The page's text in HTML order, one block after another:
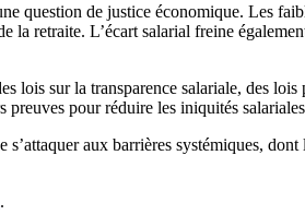
question de justice économique. Les
retraite. L’écart salarial freine
sur la transparence salariale, des
preuves pour réduire les iniquités
aux barrières systémiques,
.